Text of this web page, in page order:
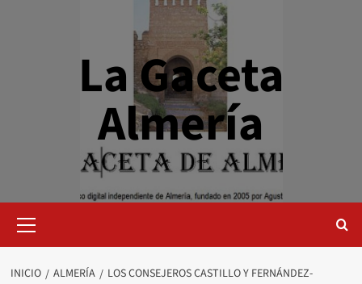
La Gaceta
Almería
primario
INICIO ALMERÍA
LOS CONSEJEROS CASTILLO Y FERNÁNDEZ-